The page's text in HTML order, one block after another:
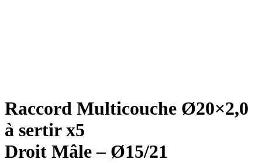
Raccord Multicouche Ø20×2,0
à sertir x5
Droit Mâle – Ø15/21